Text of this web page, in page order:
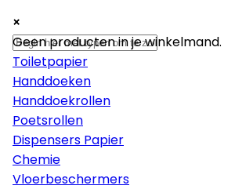
×
Papier
Toiletpapier
Handdoeken
Handdoekrollen
Poetsrollen
Dispensers Papier
Chemie
Vloerbeschermers
×
×
Geen producten in je winkelmand.